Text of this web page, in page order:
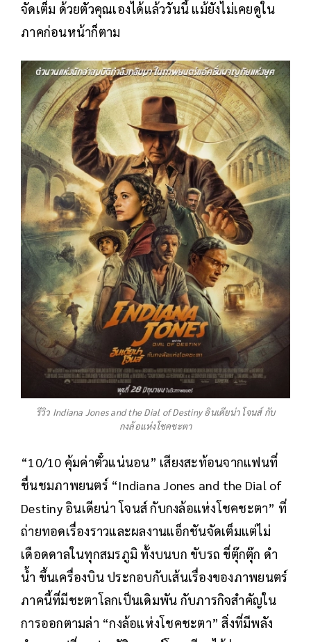
จัดเต็ม ด้วยตัวคุณเองได้แล้ววันนี้ แม้ยังไม่เคยดูใน
ภาคก่อนหน้าก็ตาม
รีวิว Indiana Jones and the Dial of Destiny อินเดียน่า โจนส์ กับ
กงล้อแห่งโชคชะตา
“10/10 คุ้มค่าตั๋วแน่นอน” เสียงสะท้อนจากแฟนที่
ชื่นชมภาพยนตร์ “Indiana Jones and the Dial of
Destiny อินเดียน่า โจนส์ กับกงล้อแห่งโชคชะตา” ที่
ถ่ายทอดเรื่องราวและผลงานแอ็กชันจัดเต็มแต่ไม่
เดือดดาลในทุกสมรภูมิ ทั้งบนบก ขับรถ ขี่ตุ๊กตุ๊ก ดำ
น้ำ ขึ้นเครื่องบิน ประกอบกับเส้นเรื่องของภาพยนตร์
ภาคนี้ที่มีชะตาโลกเป็นเดิมพัน กับภารกิจสำคัญใน
การออกตามล่า “กงล้อแห่งโชคชะตา” สิ่งที่มีพลัง